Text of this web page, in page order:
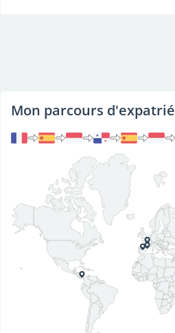
Mon parcours d'expatrié